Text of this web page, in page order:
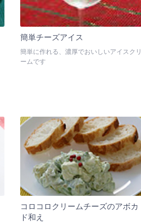
簡単チーズアイス
簡単に作れる、濃厚でおいしいアイスクリ
ームです
コロコロクリームチーズのアボカ
ド和え